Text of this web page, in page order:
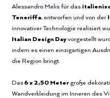
Alessandro Melis für das
Teneriffa, entworfen und von der
innovativer Technologie realisiert
Italian Design Dayvorgestellt
indem es einen einzigartigen
die Region bringt.
Das6 x 2,50 Metergroße
Wandverkleidung im Inneren des